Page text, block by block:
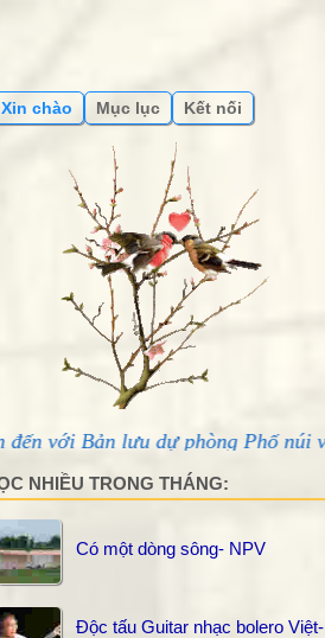
Xin chào Mục lục Kết nối
phòng Phố núi và bạn bè...
NHIỀU TRONG THÁNG:
Có một dòng sông- NPV
Độc tấu Guitar nhạc bolero Việt-